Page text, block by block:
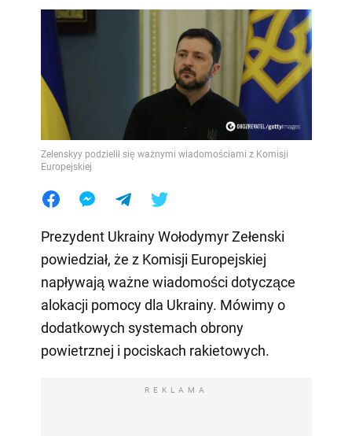
Zelenskyy podzielił się ważnymi wiadomościami z Komisji
Europejskiej
Prezydent Ukrainy Wołodymyr Zełenski
powiedział, że z Komisji Europejskiej
napływają ważne wiadomości dotyczące
alokacji pomocy dla Ukrainy. Mówimy o
dodatkowych systemach obrony
powietrznej i pociskach rakietowych.
REKLAMA